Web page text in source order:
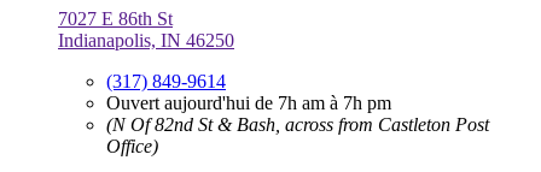
7027 E 86th St
Indianapolis, IN 46250
(317) 849-9614
Ouvert aujourd'hui de 7h am à 7h pm
(N Of 82nd St & Bash, across from Castleton Post
Office)